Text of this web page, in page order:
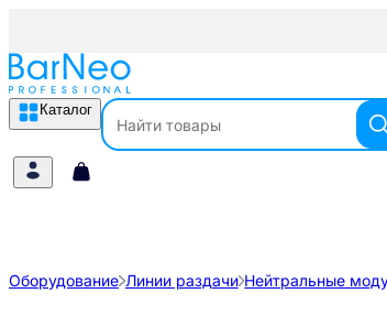
Каталог
Оборудование Линии раздачи Нейтральные